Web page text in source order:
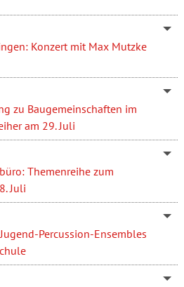
Konzert mit Max Mutzke
zu Baugemeinschaften im
am 29. Juli
Themenreihe zum
Juli
Percussion-Ensembles